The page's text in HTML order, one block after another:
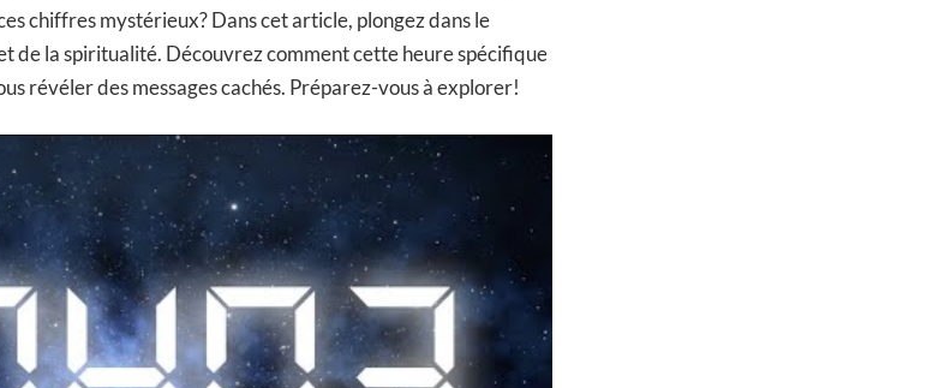
chiffres mystérieux? Dans cet article, plongez dans le
de la spiritualité. Découvrez comment cette heure spécifique
révéler des messages cachés. Préparez-vous à explorer!